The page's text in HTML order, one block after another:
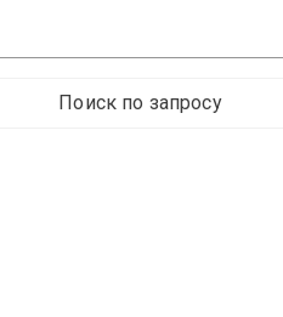
Поиск по запросу